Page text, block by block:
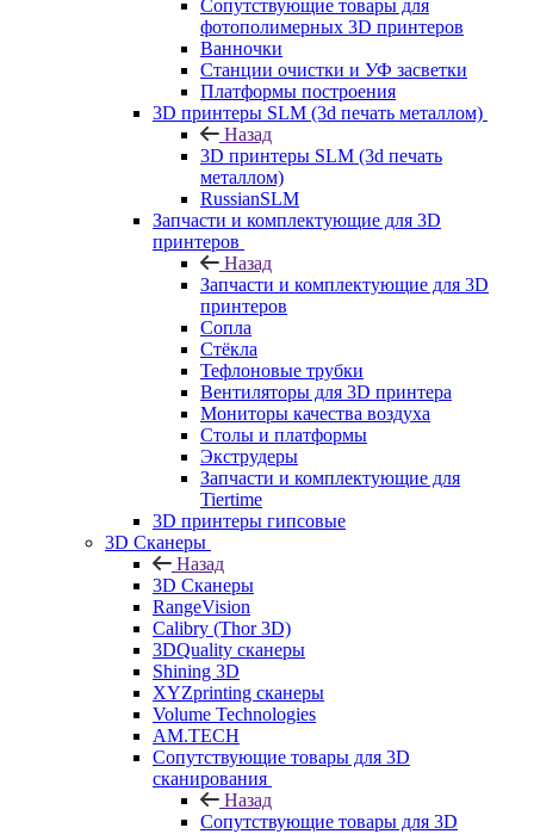
Сопутствующие товары для
фотополимерных 3D принтеров
Ванночки
Станции очистки и УФ засветки
Платформы построения
3D принтеры SLM (3d печать металлом)
Назад
3D принтеры SLM (3d печать
металлом)
RussianSLM
Запчасти и комплектующие для 3D
принтеров
Назад
Запчасти и комплектующие для 3D
принтеров
Сопла
Cтёкла
Тефлоновые трубки
Вентиляторы для 3D принтера
Мониторы качества воздуха
Столы и платформы
Экструдеры
Запчасти и комплектующие для
Tiertime
3D принтеры гипсовые
3D Сканеры
Назад
3D Сканеры
RangeVision
Calibry (Thor 3D)
3DQuality сканеры
Shining 3D
XYZprinting сканеры
Volume Technologies
AM.TECH
Сопутствующие товары для 3D
сканирования
Назад
Сопутствующие товары для 3D